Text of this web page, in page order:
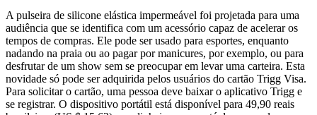
A pulseira de silicone elástica impermeável foi projetada para uma
audiência que se identifica com um acessório capaz de acelerar os
tempos de compras. Ele pode ser usado para esportes, enquanto
nadando na praia ou ao pagar por manicures, por exemplo, ou para
desfrutar de um show sem se preocupar em levar uma carteira. Esta
novidade só pode ser adquirida pelos usuários do cartão Trigg Visa.
Para solicitar o cartão, uma pessoa deve baixar o aplicativo Trigg e
se registrar. O dispositivo portátil está disponível para 49,90 reais